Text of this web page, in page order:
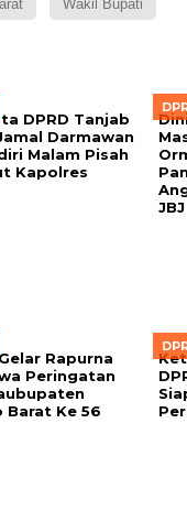
Wakil Bupati
DPRD Tanjab
Darmawan
Malam Pisah
Kapolres
JBJ
Rapurna
Peringatan
Barat Ke 56